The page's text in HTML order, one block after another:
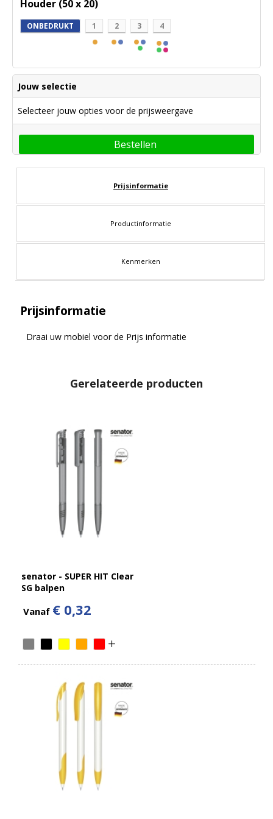
Houder (50 x 20)
ONBEDRUKT 1 2 3 4
Jouw selectie
Selecteer jouw opties voor de prijsweergave
Bestellen
Prijsinformatie
Productinformatie
Kenmerken
Prijsinformatie
Draai uw mobiel voor de Prijs informatie
Gerelateerde producten
senator - SUPER HIT Clear
SG balpen
Vanaf € 0,32